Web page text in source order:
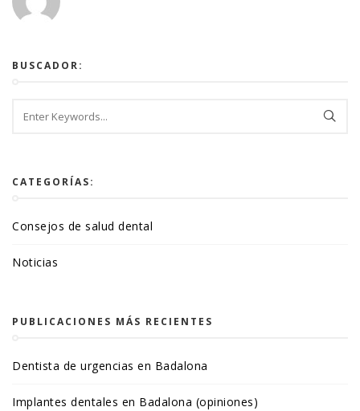
BUSCADOR:
CATEGORÍAS:
Consejos de salud dental
Noticias
PUBLICACIONES MÁS RECIENTES
Dentista de urgencias en Badalona
Implantes dentales en Badalona (opiniones)